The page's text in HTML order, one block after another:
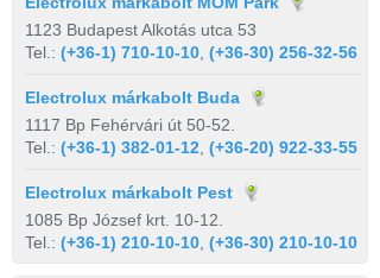
1123 Budapest Alkotás utca 53
Tel.: (+36-1) 710-10-10 (+36-30) 256-32-56
Electrolux márkabolt Buda
1117 Bp Fehérvári út 50-52.
Tel.: (+36-1) 382-01-12 (+36-20) 922-33-55
Electrolux márkabolt Pest
1085 Bp József krt. 10-12.
Tel.: (+36-1) 210-10-10 (+36-30) 210-10-10